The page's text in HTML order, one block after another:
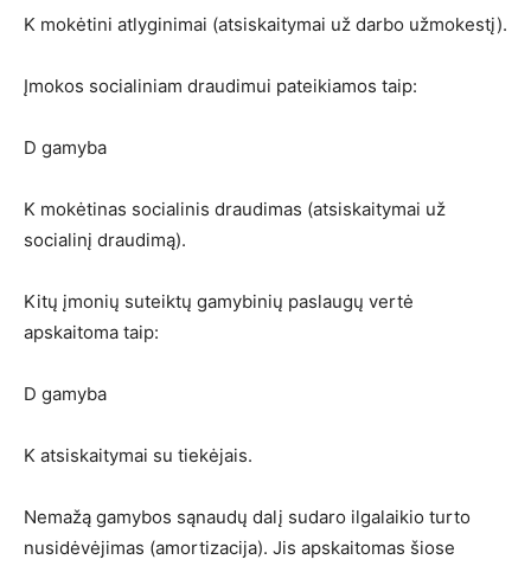
K mokėtini atlyginimai (atsiskaitymai už darbo užmokestį).
Įmokos socialiniam draudimui pateikiamos taip:
D gamyba
K mokėtinas socialinis draudimas (atsiskaitymai už
socialinį draudimą).
Kitų įmonių suteiktų gamybinių paslaugų vertė
apskaitoma taip:
D gamyba
K atsiskaitymai su tiekėjais.
Nemažą gamybos sąnaudų dalį sudaro ilgalaikio turto
nusidėvėjimas (amortizacija). Jis apskaitomas šiose